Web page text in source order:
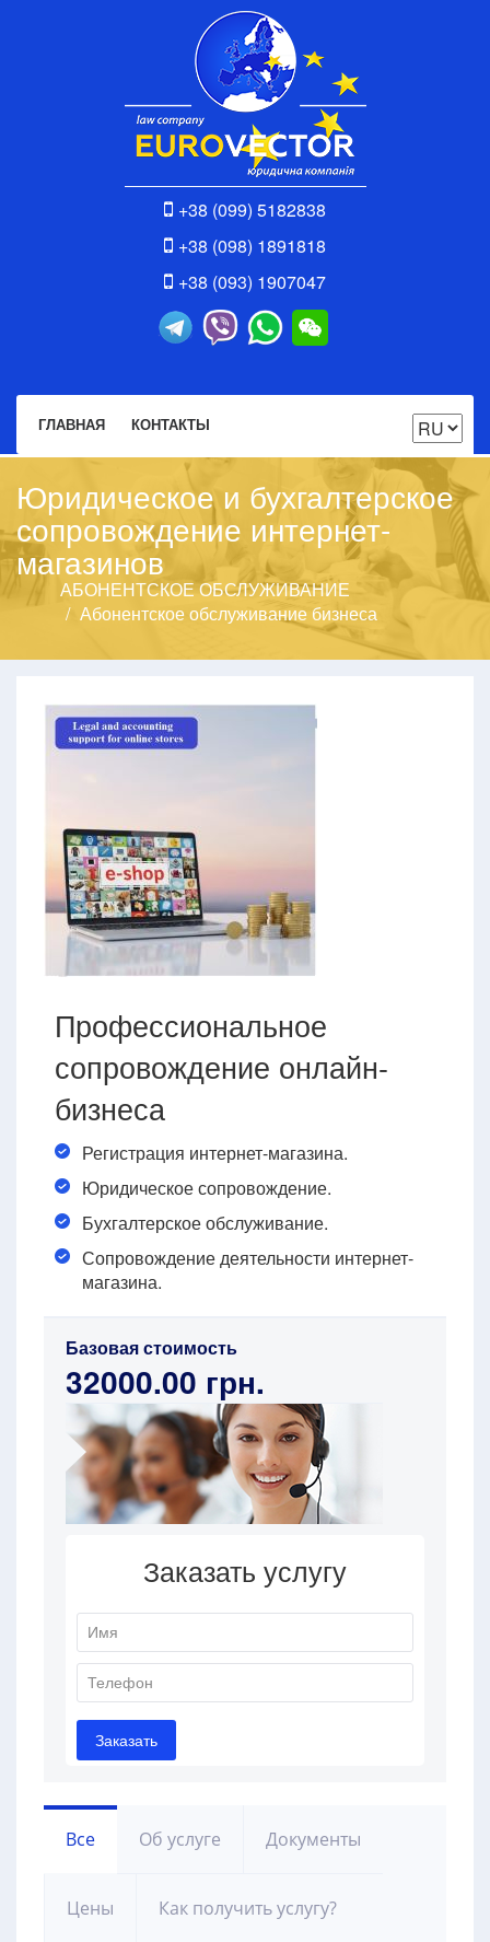
+38 (099) 5182838
+38 (098) 1891818
+38 (093) 1907047
ГЛАВНАЯ КОНТАКТЫ
Юридическое и бухгалтерское
сопровождение интернет-
магазинов
АБОНЕНТСКОЕ ОБСЛУЖИВАНИЕ
Абонентское обслуживание бизнеса
Профессиональное
сопровождение онлайн-
бизнеса
Регистрация интернет-магазина.
Юридическое сопровождение.
Бухгалтерское обслуживание.
Сопровождение деятельности интернет-
магазина.
Базовая стоимость
32000.00 грн.
Все Об услуге Документы
Цены Как получить услугу?